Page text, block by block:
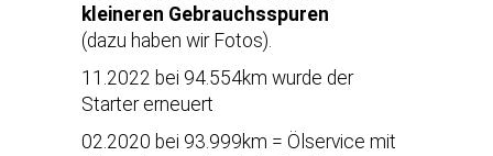
kleineren Gebrauchsspuren
(dazu haben wir Fotos).
11.2022 bei 94.554km wurde der
Starter erneuert
02.2020 bei 93.999km = Ölservice mit